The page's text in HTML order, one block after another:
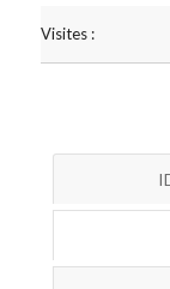
Visites :